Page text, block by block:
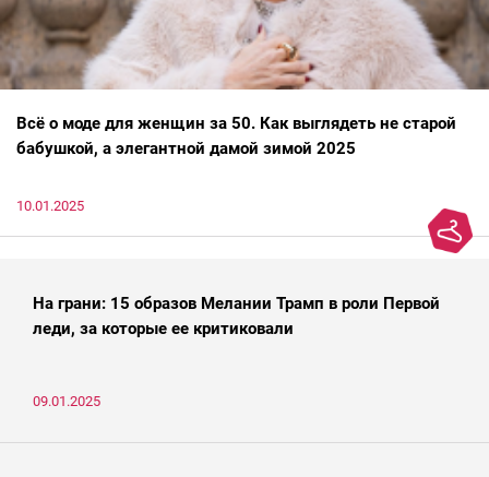
Всё о моде для женщин за 50. Как выглядеть не старой
бабушкой, а элегантной дамой зимой 2025
10.01.2025
На грани: 15 образов Мелании Трамп в роли Первой
леди, за которые ее критиковали
09.01.2025